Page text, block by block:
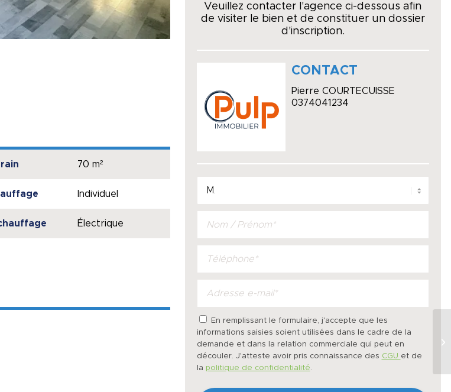
70 m²
Individuel
Électrique
Veuillez contacter l'agence ci-dessous afin
de visiter le bien et de constituer un dossier
d'inscription.
CONTACT
Pierre COURTECUISSE
0374041234
En remplissant le formulaire, j'accepte que les
informations saisies soient utilisées dans le cadre de la
demande et dans la relation commerciale qui peut en
découler. J'atteste avoir pris connaissance des CGU et de
la politique de confidentialité.